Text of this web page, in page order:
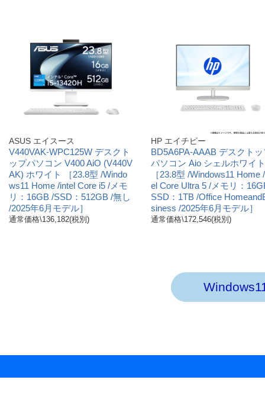
ASUS エイスース
V440VAK-WPC125W デスクト
ップパソコン V400 AiO (V440V
AK) ホワイト ［23.8型 /Windo
ws11 Home /intel Core i5 /メモ
リ：16GB /SSD：512GB /無し
/2025年6月モデル］
通常価格\136,182(税別)
HP エイチピー
BD5A6PA-AAAB デスクトッ
パソコン Aio シェルホワイト
［23.8型 /Windows11 Home
el Core Ultra 5 /メモリ：
SSD：1TB /Office
siness /2025年6月モデル］
通常価格\172,546(税別)